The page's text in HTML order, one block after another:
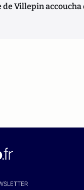
de Villepin